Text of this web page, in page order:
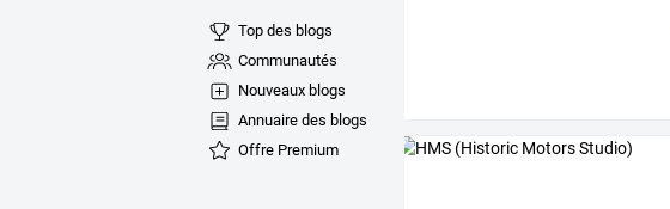
Top des blogs
Communautés
Nouveaux blogs
Annuaire des blogs
Offre Premium